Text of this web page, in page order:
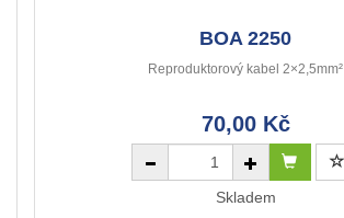
BOA 2250
Reproduktorový kabel 2×2,5mm²
70,00 Kč
Skladem